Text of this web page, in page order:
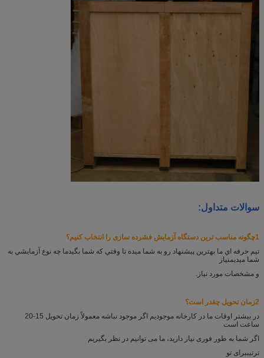
سوالات متداول:
1چگونه مناسب ترین دستگاه آزمایش فشرده سازی را انتخاب کنیم؟
تيم حرفه اي ما بهترين پيشنهاد رو به شما ميده تا وقتي که شما بگيدما چه نوع آزمايشي به
شما ميديمنیاز
و مشخصات مورد نیاز.
2زمان تحویل چقدر است؟
در بیشتر اوقات ما در کارخانه موجودیم اگر موجود نباشه معمولاً زمان تحویل 15-20
ساعت است
اگر شما به طور فوری نیاز دارید، ما می توانیم در نظر بگیریم
ترتیببرای تو